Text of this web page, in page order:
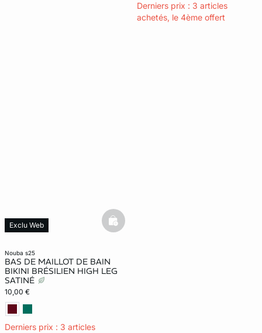
Derniers prix : 3 articles
achetés, le 4ème offert
nouba s25
BAS DE MAILLOT DE BAIN
BIKINI BRÉSILIEN HIGH LEG
SATINÉ
10,00 €
Derniers prix : 3 articles
Exclu Web
basketfull